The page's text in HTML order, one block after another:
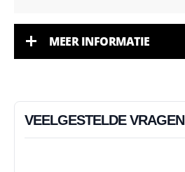
MEER INFORMATIE
VEELGESTELDE VRAGEN